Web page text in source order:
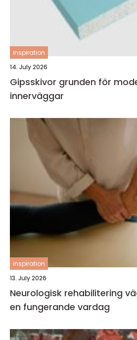
inspiration
14. July 2026
Gipsskivor grunden för moderna, hållbara
innerväggar
inspiration
13. July 2026
Neurologisk rehabilitering vägen tillbaka till
en fungerande vardag